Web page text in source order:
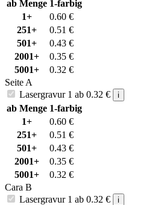
ab Menge 1-farbig
1+
0.60 €
251+
0.51 €
501+
0.43 €
2001+
0.35 €
5001+
0.32 €
Seite A
Lasergravur 1 ab 0.32 € i
ab Menge 1-farbig
1+
0.60 €
251+
0.51 €
501+
0.43 €
2001+
0.35 €
5001+
0.32 €
Cara B
Lasergravur 1 ab 0.32 € i